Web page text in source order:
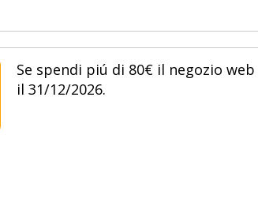
Se spendi piú di 80€ il negozio
il 31/12/2026.